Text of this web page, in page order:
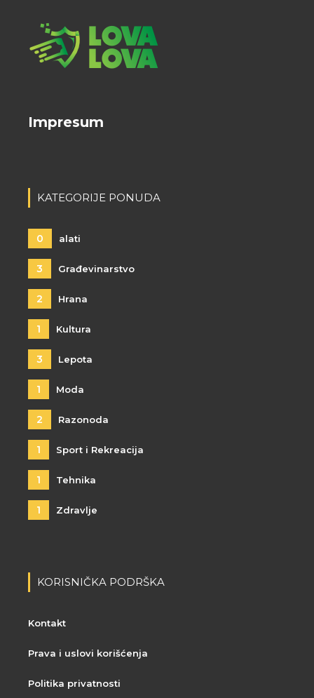
Impresum
KATEGORIJE PONUDA
0 alati
3 Građevinarstvo
2 Hrana
1 Kultura
3 Lepota
1 Moda
2 Razonoda
1 Sport i Rekreacija
1 Tehnika
1 Zdravlje
KORISNIČKA PODRŠKA
Kontakt
Prava i uslovi korišćenja
Politika privatnosti